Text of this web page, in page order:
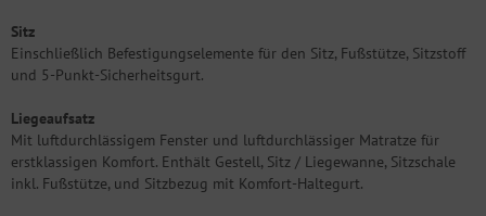
Sitz
Einschließlich Befestigungselemente für den Sitz, Fußstütze, Sitzstoff
und 5-Punkt-Sicherheitsgurt.
Liegeaufsatz
Mit luftdurchlässigem Fenster und luftdurchlässiger Matratze für
erstklassigen Komfort. Enthält Gestell, Sitz / Liegewanne, Sitzschale
inkl. Fußstütze, und Sitzbezug mit Komfort-Haltegurt.